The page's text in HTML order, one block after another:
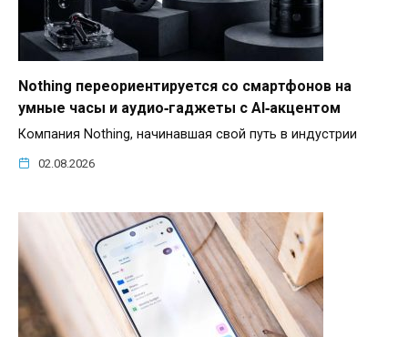
Nothing переориентируется со смартфонов на
умные часы и аудио‑гаджеты с AI‑акцентом
Компания Nothing, начинавшая свой путь в индустрии
02.08.2026